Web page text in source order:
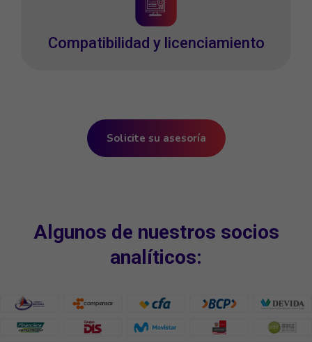
Compatibilidad y licenciamiento
Solicite su asesoría
Algunos de nuestros socios
analíticos: